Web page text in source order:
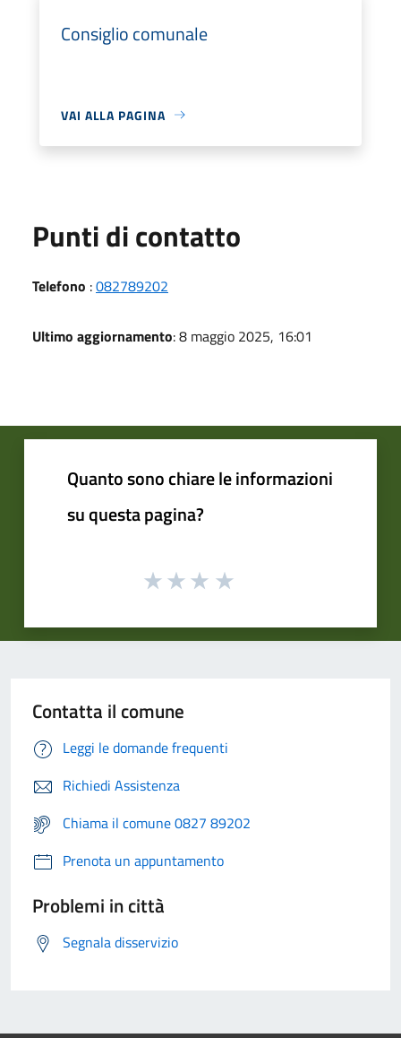
Consiglio comunale
VAI ALLA PAGINA
Punti di contatto
Telefono :082789202
Ultimo aggiornamento: 8 maggio 2025, 16:01
Quanto sono chiare le informazioni
su questa pagina?
Contatta il comune
Leggi le domande frequenti
Richiedi Assistenza
Chiama il comune 0827 89202
Prenota un appuntamento
Problemi in città
Segnala disservizio